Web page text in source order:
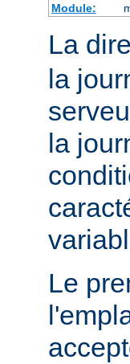
Module:
La
la
la
Le